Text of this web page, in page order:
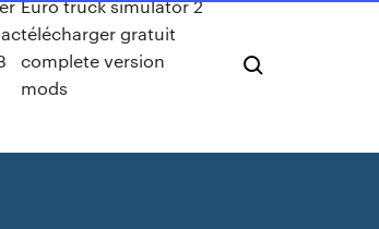
Euro truck simulator 2
télécharger gratuit
complete version
mods